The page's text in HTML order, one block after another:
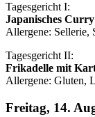
Tagesgericht I:
Japanisches
Allergene: Sellerie,
Tagesgericht II:
Frikadelle mit
Allergene: Gluten,
Freitag, 14.